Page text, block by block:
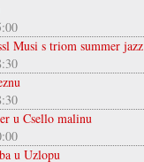
Musi s triom summer jazz
u Csello malinu
u Uzlopu